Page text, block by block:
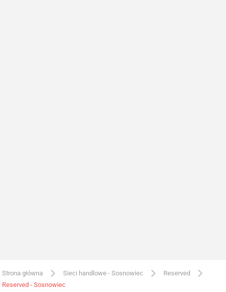
Strona główna Sieci handlowe - Sosnowiec
Reserved
Reserved - Sosnowiec